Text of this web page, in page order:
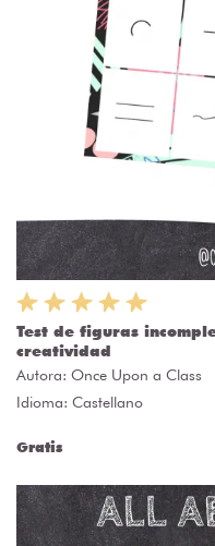
Test de figuras
creatividad
Autora: Once Upon a Class
Idioma: Castellano
Gratis